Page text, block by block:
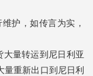
护，如传言为实，
量转运到尼日利亚
量重新出口到尼日利